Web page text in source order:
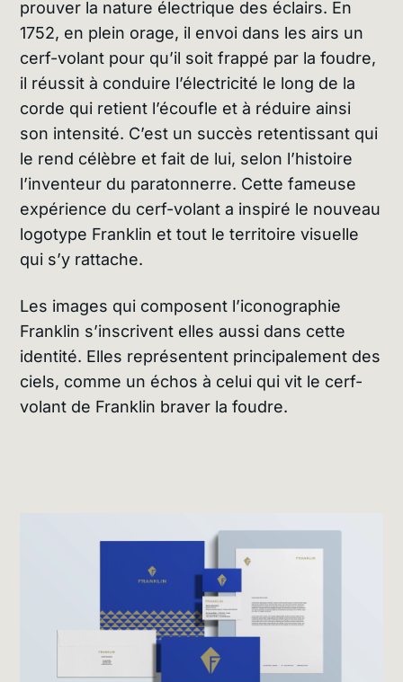
prouver la nature électrique des éclairs. En
1752, en plein orage, il envoi dans les airs un
cerf-volant pour qu’il soit frappé par la foudre,
il réussit à conduire l’électricité le long de la
corde qui retient l’écoufle et à réduire ainsi
son intensité. C’est un succès retentissant qui
le rend célèbre et fait de lui, selon l’histoire
l’inventeur du paratonnerre. Cette fameuse
expérience du cerf-volant a inspiré le nouveau
logotype Franklin et tout le territoire visuelle
qui s’y rattache.
Les images qui composent l’iconographie
Franklin s’inscrivent elles aussi dans cette
identité. Elles représentent principalement des
ciels, comme un échos à celui qui vit le cerf-
volant de Franklin braver la foudre.